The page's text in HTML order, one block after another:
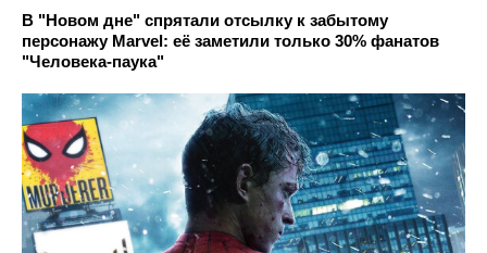
В "Новом дне" спрятали отсылку к забытому
персонажу Marvel: её заметили только 30% фанатов
"Человека-паука"